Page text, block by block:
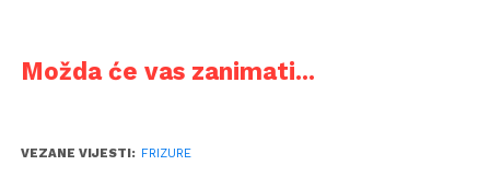
Možda će vas zanimati...
VEZANE VIJESTI: FRIZURE